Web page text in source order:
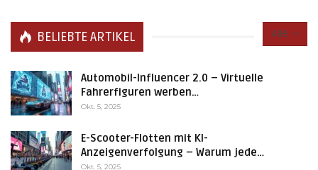
Alle
BELIEBTE ARTIKEL
Automobil-Influencer 2.0 – Virtuelle
Fahrerfiguren werben…
Okt. 5, 2025
E-Scooter-Flotten mit KI-
Anzeigenverfolgung – Warum jede…
Okt. 5, 2025